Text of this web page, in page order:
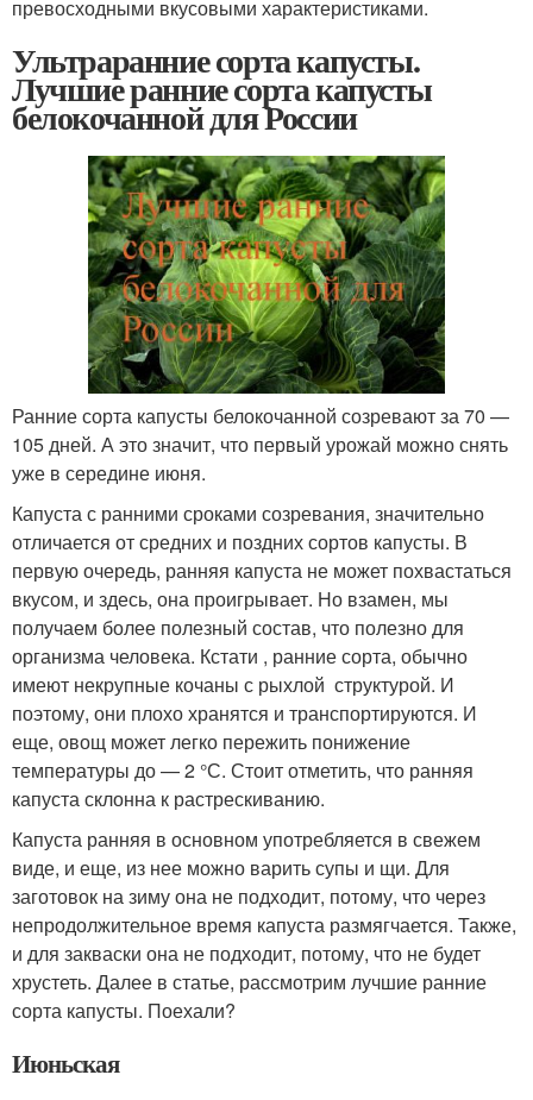
превосходными вкусовыми характеристиками.
Ультраранние сорта капусты.
Лучшие ранние сорта капусты
белокочанной для России
Ранние сорта капусты белокочанной созревают за 70 —
105 дней. А это значит, что первый урожай можно снять
уже в середине июня.
Капуста с ранними сроками созревания, значительно
отличается от средних и поздних сортов капусты. В
первую очередь, ранняя капуста не может похвастаться
вкусом, и здесь, она проигрывает. Но взамен, мы
получаем более полезный состав, что полезно для
организма человека. Кстати , ранние сорта, обычно
имеют некрупные кочаны с рыхлой структурой. И
поэтому, они плохо хранятся и транспортируются. И
еще, овощ может легко пережить понижение
температуры до — 2 °С. Стоит отметить, что ранняя
капуста склонна к растрескиванию.
Капуста ранняя в основном употребляется в свежем
виде, и еще, из нее можно варить супы и щи. Для
заготовок на зиму она не подходит, потому, что через
непродолжительное время капуста размягчается. Также,
и для закваски она не подходит, потому, что не будет
хрустеть. Далее в статье, рассмотрим лучшие ранние
сорта капусты. Поехали?
Июньская